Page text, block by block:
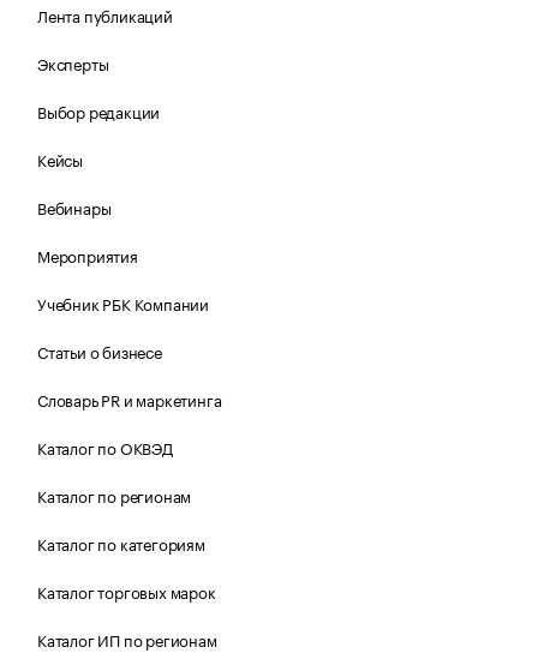
Лента публикаций
Эксперты
Выбор редакции
Кейсы
Вебинары
Мероприятия
Учебник РБК Компании
Статьи о бизнесе
Словарь PR и маркетинга
Каталог по ОКВЭД
Каталог по регионам
Каталог по категориям
Каталог торговых марок
Каталог ИП по регионам